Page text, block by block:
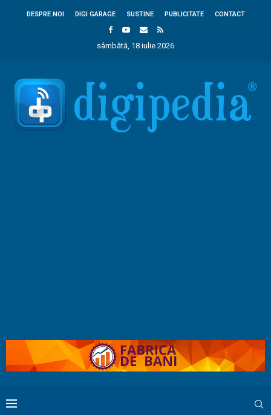
DESPRE NOI DIGI GARAGE SUSTINE PUBLICITATE CONTACT
sâmbătă, 18 iulie 2026